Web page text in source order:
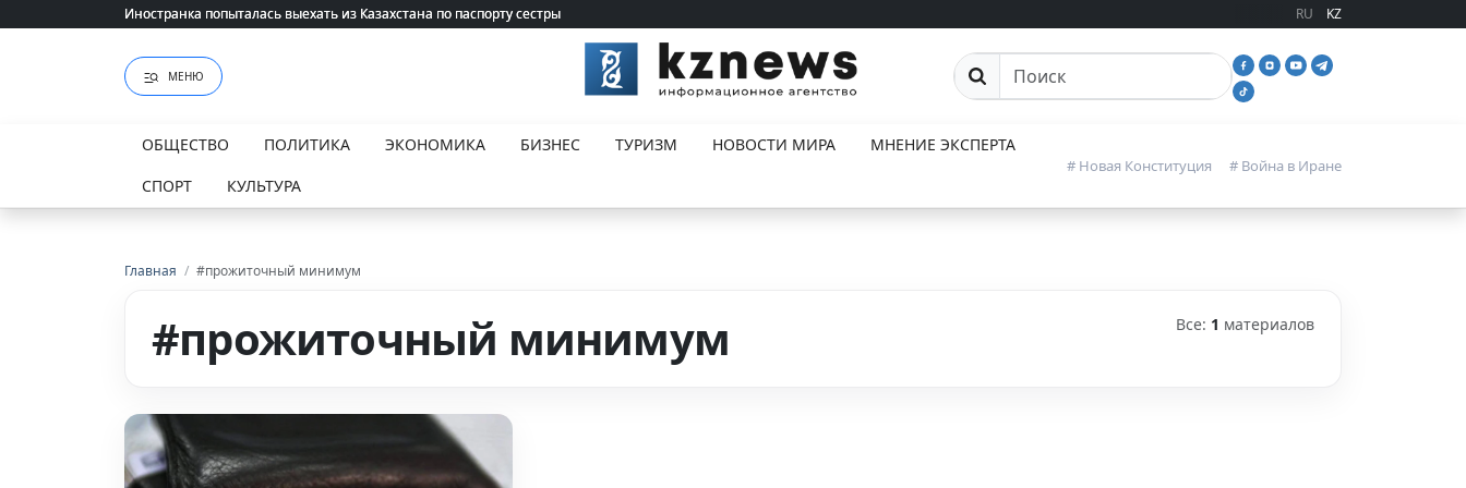
Иностранка попыталась выехать из Казахстана по паспорту сестры
Иностранка попыталась выехать из Казахстана по паспорту сестры RU KZ
МЕНЮ Поиск
ОБЩЕСТВО ПОЛИТИКА ЭКОНОМИКА БИЗНЕС ТУРИЗМ НОВОСТИ МИРА
МНЕНИЕ ЭКСПЕРТА
СПОРТ
КУЛЬТУРА
# Новая Конституция # Война в Иране
Главная / #прожиточный минимум
#прожиточный минимум Все: 1 материалов